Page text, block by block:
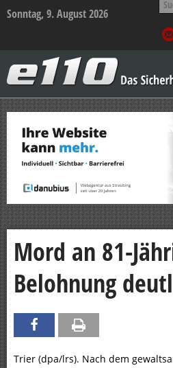
Sonntag, 9. August 2026
–
Das
Sicherheitsportal
Zum
Inhalt
springen
Mord an 81-
Belohnung
Trier (dpa/lrs). Nach dem